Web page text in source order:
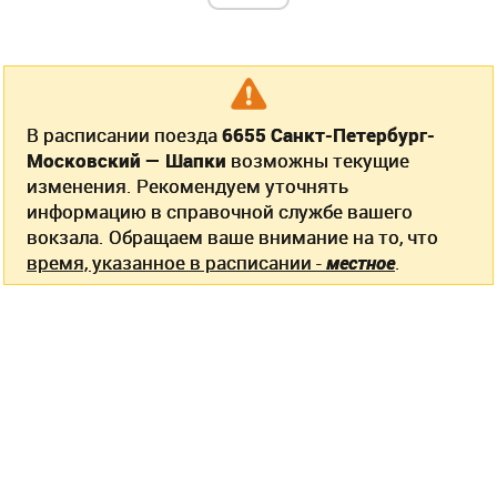
В расписании поезда6655 Санкт-Петербург-
Московский — Шапки возможны текущие
изменения. Рекомендуем уточнять
информацию в справочной службе вашего
вокзала. Обращаем ваше внимание на то, что
время, указанное в расписании -местное.